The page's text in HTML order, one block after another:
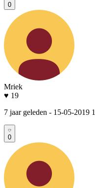
0
Mriek
♥ 19
7 jaar geleden - 15-05-2019
0